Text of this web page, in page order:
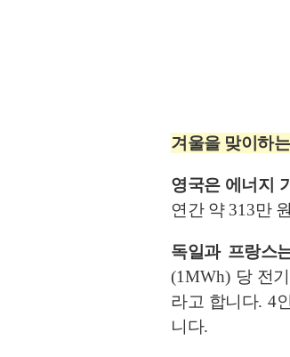
겨울을 맞이하
영국은 에너지
연간 약 313만 원
독일과 프랑스
(1MWh) 당 전
라고 합니다. 4
니다.